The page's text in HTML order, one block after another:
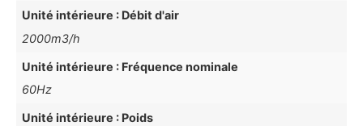
Unité intérieure : Débit d'air
2000m3/h
Unité intérieure : Fréquence nominale
60Hz
Unité intérieure : Poids